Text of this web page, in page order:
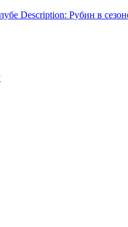
Description: Рубин в